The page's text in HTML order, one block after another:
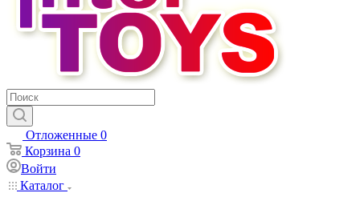
Отложенные 0
Корзина 0
Войти
Каталог